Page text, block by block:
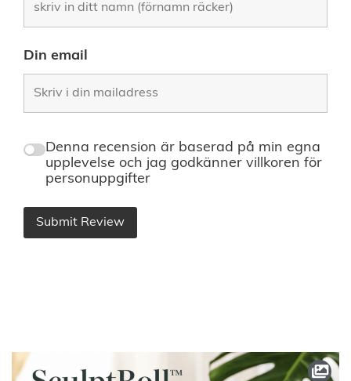
Din email
Denna recension är baserad på min egna
upplevelse och jag godkänner villkoren för
personuppgifter
Submit Review